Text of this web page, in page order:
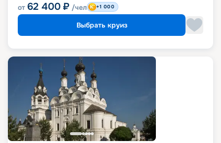
от 62 400 ₽ /чел +1 000
Выбрать круиз